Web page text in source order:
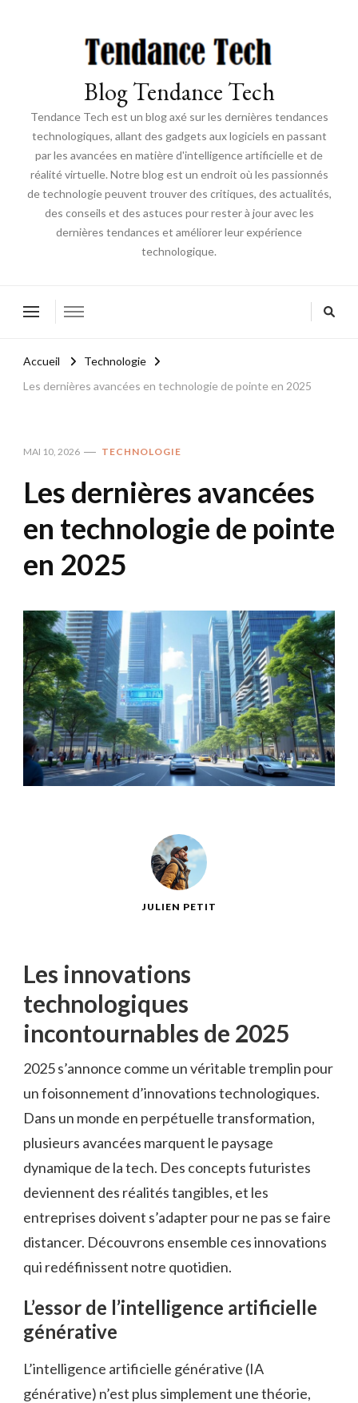
Blog Tendance Tech
Tendance Tech est un blog axé sur les dernières tendances
technologiques, allant des gadgets aux logiciels en passant
par les avancées en matière d'intelligence artificielle et de
réalité virtuelle. Notre blog est un endroit où les passionnés
de technologie peuvent trouver des critiques, des actualités,
des conseils et des astuces pour rester à jour avec les
dernières tendances et améliorer leur expérience
technologique.
Accueil
Technologie
Les dernières avancées en technologie de pointe en 2025
MAI 10, 2026 TECHNOLOGIE
Les dernières avancées
en technologie de pointe
en 2025
JULIEN PETIT
Les innovations
technologiques
incontournables de 2025
2025 s’annonce comme un véritable tremplin pour
un foisonnement d’innovations technologiques.
Dans un monde en perpétuelle transformation,
plusieurs avancées marquent le paysage
dynamique de la tech. Des concepts futuristes
deviennent des réalités tangibles, et les
entreprises doivent s’adapter pour ne pas se faire
distancer. Découvrons ensemble ces innovations
qui redéfinissent notre quotidien.
L’essor de l’intelligence artificielle
générative
L’intelligence artificielle générative (IA
générative) n’est plus simplement une théorie,